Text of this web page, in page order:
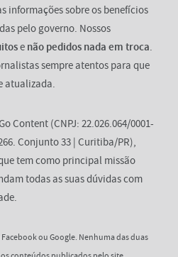
informações sobre os benefícios
pelo governo. Nossos
e não pedidos nada em troca.
sempre atentos para que
atualizada.
Content (CNPJ: 22.026.064/0001-
Conjunto 33 | Curitiba/PR),
tem como principal missão
todas as suas dúvidas com
ou Google. Nenhuma das duas